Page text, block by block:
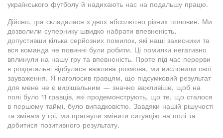
українського футболу й надихають нас на подальшу працю.
Дійсно, гра складалася з двох абсолютно різних половин. Ми
дозволили супернику швидко набрати впевненість,
допустивши кілька серйозних помилок, які наші захисники та
вся команда не повинні були робити. Ці помилки негативно
вплинули на нашу гру та впевненість. Проте під час перерви
в роздягальні відбулася важлива розмова, ми висловили свої
зауваження. Я наголосив гравцям, що підсумковий результат
для мене не є вирішальним — значно важливіше, щоб на
полі було 11 гравців, які продемонструють, що те, що сталося
в першому таймі, було випадковістю. Завдяки нашій рішучості
та змінам у грі, ми прагнули змінити ситуацію на полі та
добитися позитивного результату.